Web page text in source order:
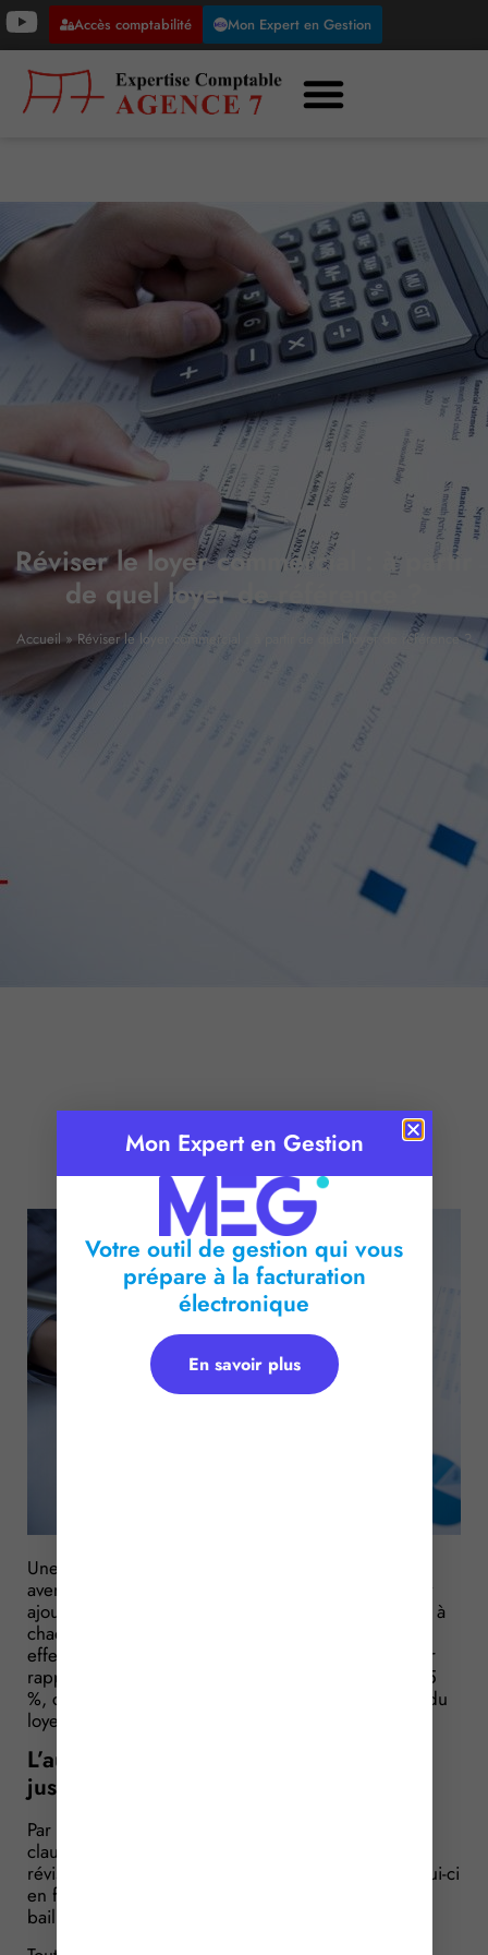
Accès comptabilité Mon Expert en Gestion
Réviser le loyer commercial : à partir
de quel loyer de référence ?
Accueil » Réviser le loyer commercial : à partir de quel loyer de référence ?
Publié le :
Temps de lecture : 2 minutes
Une société loue un local commercial et, par 5
avenants successifs, augmente la surface louée en y
ajoutant d’autres locaux adjacents. Le loyer est donc à
chaque fois adapté en fonction de la surface
effectivement occupée et louée. Sauf que l’écart par
rapport au loyer initial excède désormais plus de 25
%, ce qui incite la locataire à demander la révision du
loyer. Ce que conteste le bailleur…
L’augmentation importante du loyer
justifie une demande de révision
Par principe, un bail commercial peut prévoir une
clause d’échelle mobile : cette clause permet la
révision automatique du loyer par indexation de celui-ci
en fonction d’un indice choisi par le locataire et le
bailleur.
Mon Expert en Gestion
Votre outil de gestion qui vous
prépare à la facturation
électronique
En savoir plus